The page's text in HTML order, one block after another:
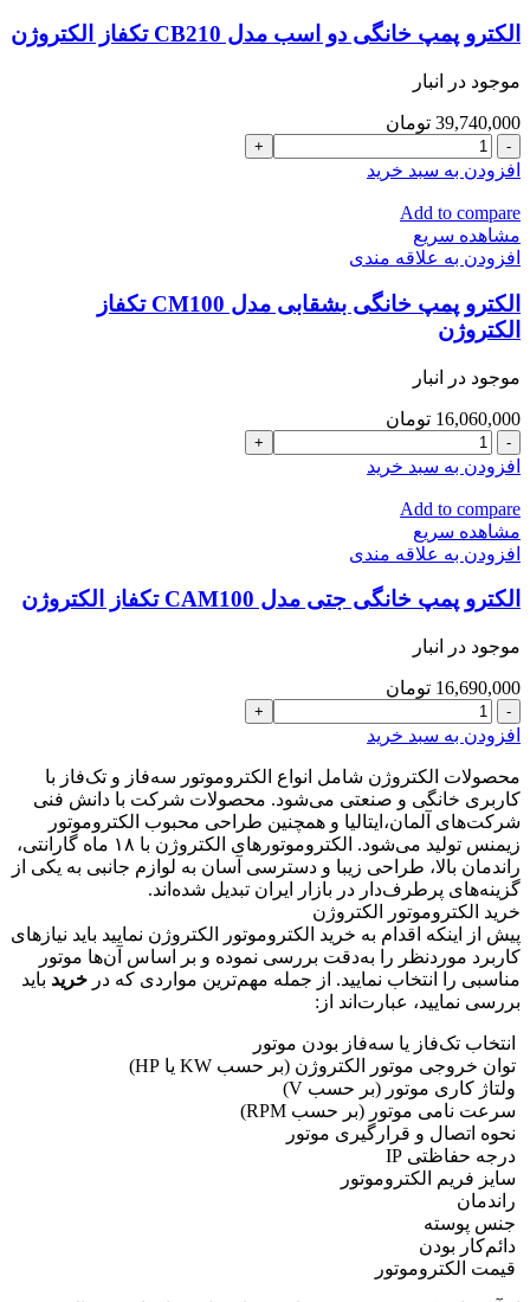
تکفاز
الکتروژن
عدد
الکترو پمپ خانگی دو اسب مدل CB210 تکفاز الکتروژن
موجود در انبار
39,740,000 تومان
الکترو
پمپ
دو
اسب
مدل
تکفاز
الکتروژن
عدد
افزودن به سبد خرید
Add to compare
مشاهده سریع
افزودن به علاقه مندی
الکترو پمپ خانگی بشقابی مدل CM100 تکفاز
الکتروژن
موجود در انبار
16,060,000 تومان
الکترو
پمپ
بشقابی
مدل
CM100
الکتروژن
عدد
افزودن به سبد خرید
Add to compare
مشاهده سریع
افزودن به علاقه مندی
الکترو پمپ خانگی جتی مدل CAM100 تکفاز الکتروژن
موجود در انبار
16,690,000 تومان
الکترو
پمپ
جتی
مدل
CAM100
تکفاز
الکتروژن
عدد
افزودن به سبد خرید
محصولات الکتروژن شامل انواع الکتروموتور سه‌فاز و تک‌فاز با
کاربری خانگی و صنعتی می‌شود. محصولات شرکت با دانش فنی
شرکت‌های آلمان،ایتالیا و همچنین طراحی محبوب الکتروموتور
زیمنس تولید می‌شود. الکتروموتورهای الکتروژن با ۱۸ ماه گارانتی،
راندمان بالا، طراحی زیبا و دسترسی آسان به لوازم جانبی به یکی از
گزینه‌های پرطرف‌دار در بازار ایران تبدیل شده‌اند.
خرید الکتروموتور الکتروژن
پیش از اینکه اقدام به خرید الکتروموتور الکتروژن نمایید باید نیازهای
کاربرد موردنظر را به‌دقت بررسی نموده و بر اساس آن‌ها موتور
مناسبی را انتخاب نمایید. از جمله مهم‌ترین مواردی که در خرید باید
بررسی نمایید، عبارت‌اند از:
انتخاب تک‌فاز یا سه‌فاز بودن موتور
توان خروجی موتور الکتروژن (بر حسب KW یا HP)
ولتاژ کاری موتور (بر حسب V)
سرعت نامی موتور (بر حسب RPM)
نحوه اتصال و قرارگیری موتور
درجه حفاظتی IP
سایز فریم الکتروموتور
راندمان
جنس پوسته
دائم‌کار بودن
قیمت الکتروموتور